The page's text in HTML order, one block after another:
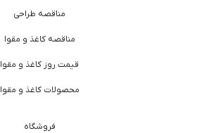
مناقصه طراحی
مناقصه کاغذ و مقوا
قیمت روز کاغذ و مقوا
محصولات کاغذ و مقوا
فروشگاه